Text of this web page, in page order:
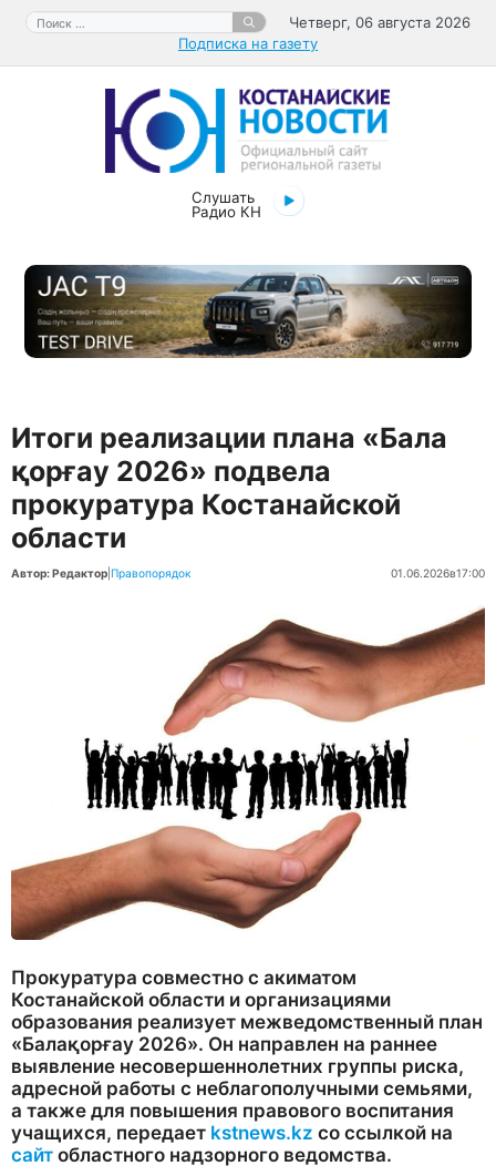
Перейти
содержимому
Поиск:
Четверг, 06 августа 2026
Подписка на газету
Слушать
Радио КН
Итоги реализации плана «Бала
қорғау 2026» подвела
прокуратура Костанайской
области
Автор: Редактор Правопорядок 01.06.2026в17:00
Прокуратура совместно с акиматом
Костанайской области и организациями
образования реализует межведомственный план
«Балақорғау 2026». Он направлен на раннее
выявление несовершеннолетних группы риска,
адресной работы с неблагополучными семьями,
а также для повышения правового воспитания
учащихся, передает kstnews.kz со ссылкой на
сайт областного надзорного ведомства.